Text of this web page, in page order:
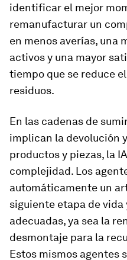
identificar el mejor
remanufacturar un
en menos averías, una
activos y una mayor
tiempo que se reduce
residuos.
En las cadenas de
implican la devolución
productos y piezas, la
complejidad. Los
automáticamente un
siguiente etapa de
adecuadas, ya sea la
desmontaje para la
Estos mismos agentes